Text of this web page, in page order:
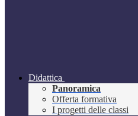
Didattica
Panoramica
Offerta formativa
I progetti delle classi